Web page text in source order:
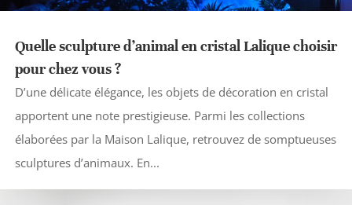
Quelle sculpture d’animal en cristal Lalique choisir
pour chez vous ?
D’une délicate élégance, les objets de décoration en cristal
apportent une note prestigieuse. Parmi les collections
élaborées par la Maison Lalique, retrouvez de somptueuses
sculptures d’animaux. En...